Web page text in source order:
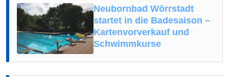
Neubornbad Wörrstadt
startet in die Badesaison –
Kartenvorverkauf und
Schwimmkurse